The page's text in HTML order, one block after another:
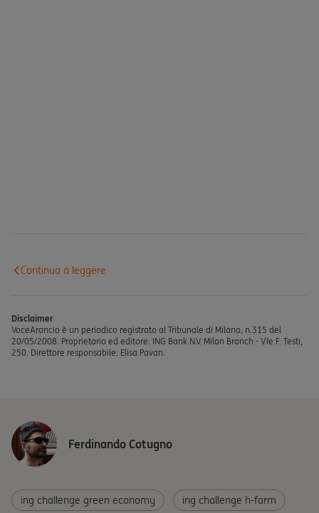
Continua a leggere
Disclaimer
VoceArancio è un periodico registrato al Tribunale di Milano, n.315 del
20/05/2008. Proprietario ed editore: ING Bank N.V. Milan Branch - V.le F. Testi,
250. Direttore responsabile: Elisa Pavan.
Ferdinando Cotugno
ing challenge green economy ing challenge h-farm